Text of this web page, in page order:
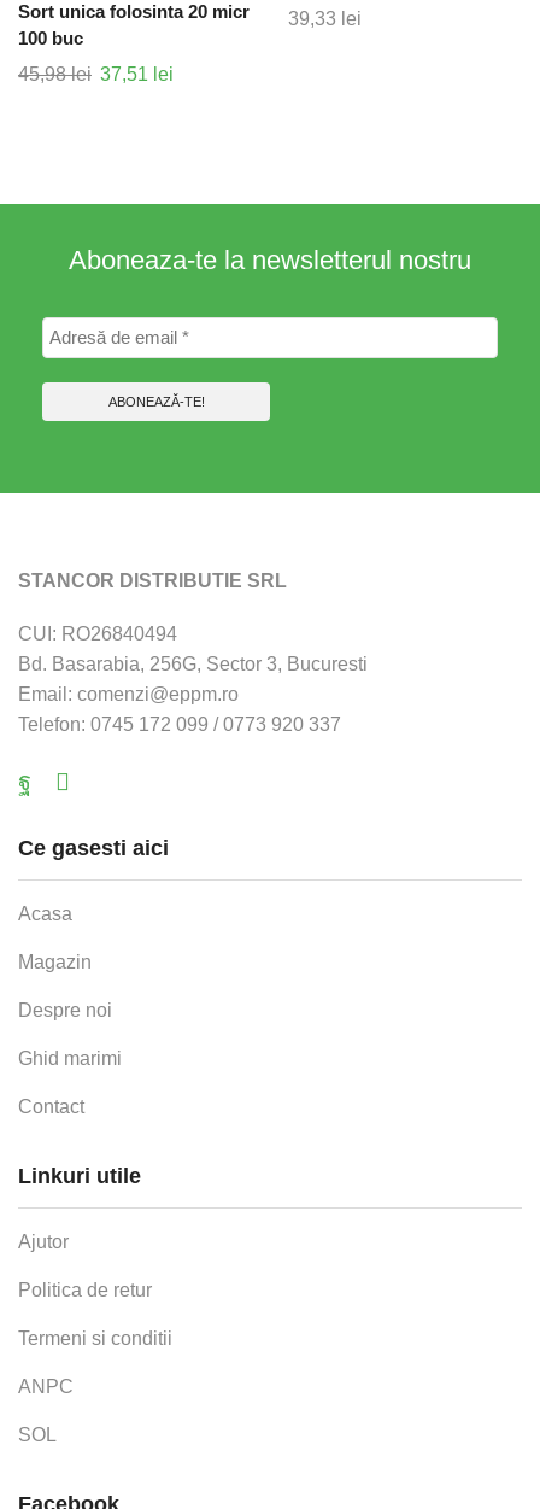
Sort unica folosinta 20 micr
100 buc
45,98lei Prețul
37,51 lei
39,33 lei
Aboneaza-te la newsletterul nostru
STANCOR DISTRIBUTIE SRL
CUI: RO26840494
Bd. Basarabia, 256G, Sector 3, Bucuresti
Email: comenzi@eppm.ro
Telefon: 0745 172 099 / 0773 920 337
Facebook
Ce gasesti aici
Acasa
Magazin
Despre noi
Ghid marimi
Contact
Linkuri utile
Ajutor
Politica de retur
Termeni si conditii
ANPC
SOL
Facebook